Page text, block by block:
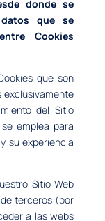
donde se
que se
Cookies
que son
exclusivamente
del Sitio
emplea para
su experiencia
Sitio Web
terceros (por
a las webs